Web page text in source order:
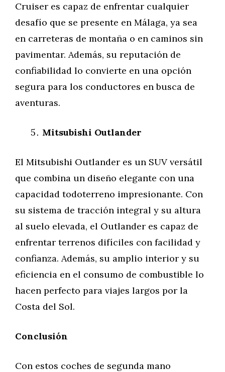
Cruiser es capaz de enfrentar cualquier
desafío que se presente en Málaga, ya sea
en carreteras de montaña o en caminos sin
pavimentar. Además, su reputación de
confiabilidad lo convierte en una opción
segura para los conductores en busca de
aventuras.
Mitsubishi Outlander
El Mitsubishi Outlander es un SUV versátil
que combina un diseño elegante con una
capacidad todoterreno impresionante. Con
su sistema de tracción integral y su altura
al suelo elevada, el Outlander es capaz de
enfrentar terrenos difíciles con facilidad y
confianza. Además, su amplio interior y su
eficiencia en el consumo de combustible lo
hacen perfecto para viajes largos por la
Costa del Sol.
Conclusión
Con estos coches de segunda mano